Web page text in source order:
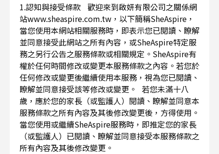
1.認知與接受條款 歡迎來到啟妍有限公司之關係網
站www.sheaspire.com.tw，以下簡稱SheAspire，
當您使用本網站相關服務時，即表示您已閱讀、瞭解
並同意接受此網站之所有內容，或SheAspire特定服
務之另行公告之服務條款或相關規定。SheAspire有
權於任何時間修改或變更本服務條款之內容。若您於
任何修改或變更後繼續使用本服務，視為您已閱讀、
瞭解並同意接受該等修改或變更。 若您未滿十八
歲，應於您的家長（或監護人）閱讀、瞭解並同意本
服務條款之所有內容及其後修改變更後，方得使用。
當您使用或繼續SheAspire服務時，即推定您的家長
（或監護人）已閱讀、瞭解並同意接受本服務條款之
所有內容及其後修改變更。